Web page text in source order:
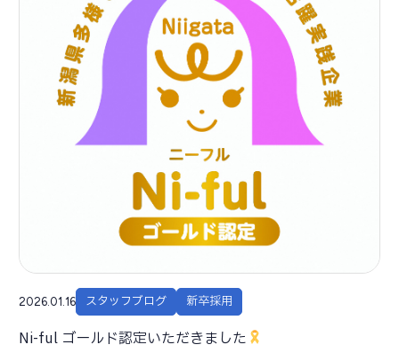
2026.01.16 スタッフブログ 新卒採用
Ni-ful ゴールド認定いただきました